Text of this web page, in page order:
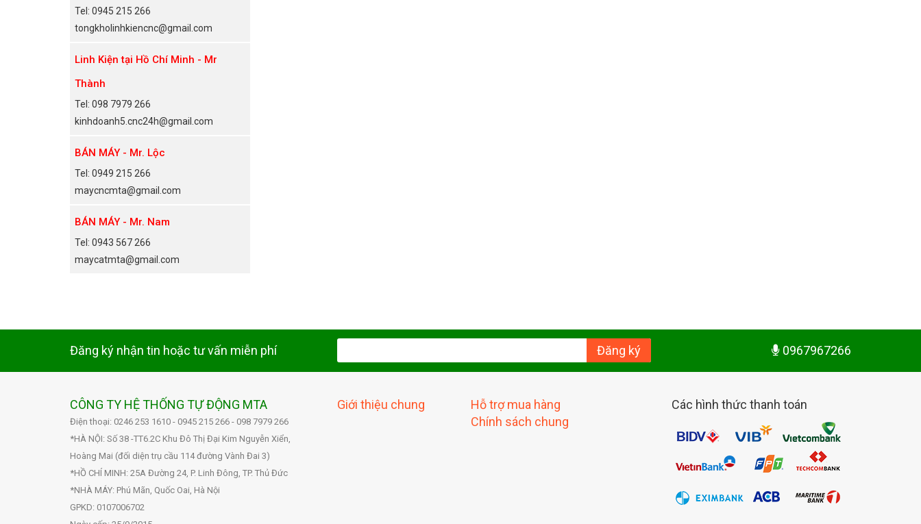
Tel: 0945 215 266
tongkholinhkiencnc@gmail.com
Linh Kiện tại Hồ Chí Minh - Mr
Thành
Tel: 098 7979 266
kinhdoanh5.cnc24h@gmail.com
BÁN MÁY - Mr. Lộc
Tel: 0949 215 266
maycncmta@gmail.com
BÁN MÁY - Mr. Nam
Tel: 0943 567 266
maycatmta@gmail.com
Đăng ký nhận tin hoặc tư vấn miễn phí Đăng ký 0967967266
CÔNG TY HỆ THỐNG TỰ ĐỘNG MTA
Điện thoại: 0246 253 1610 - 0945 215 266 - 098 7979 266
*HÀ NỘI: Số 38 -TT6.2C Khu Đô Thị Đại Kim Nguyễn Xiển,
Hoàng Mai (đối diện trụ cầu 114 đường Vành Đai 3)
*HỒ CHÍ MINH: 25A Đường 24, P. Linh Đông, TP. Thủ Đức
*NHÀ MÁY: Phú Mãn, Quốc Oai, Hà Nội
GPKD: 0107006702
Giới thiệu chung
Hỗ trợ mua hàng
Chính sách chung
Các hình thức thanh toán